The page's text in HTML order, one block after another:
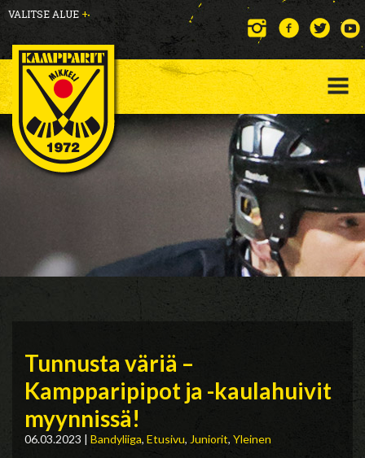
VALITSE ALUE +
Tunnusta väriä –
Kampparipipot ja -kaulahuivit
myynnissä!
06.03.2023 | Bandyliiga, Etusivu, Juniorit, Yleinen